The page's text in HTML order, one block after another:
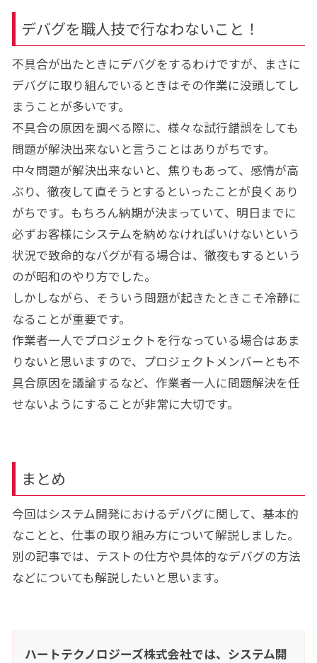
デバグを職人技で行なわないこと！
不具合が出たときにデバグをするわけですが、まさに
デバグに取り組んでいるときはその作業に没頭してし
まうことが多いです。
不具合の原因を調べる際に、様々な試行錯誤をしても
問題が解決出来ないと言うことはありがちです。
中々問題が解決出来ないと、焦りもあって、感情が高
ぶり、徹夜して直そうとするといったことが良くあり
がちです。もちろん納期が決まっていて、明日までに
必ずお客様にシステムを納めなければいけないという
状況で致命的なバグが有る場合は、徹夜もするという
のが昭和のやり方でした。
しかしながら、そういう問題が起きたときこそ冷静に
なることが重要です。
作業者一人でプロジェクトを行なっている場合はあま
りないと思いますので、プロジェクトメンバーとも不
具合原因を議論するなど、作業者一人に問題解決を任
せないようにすることが非常に大切です。
まとめ
今回はシステム開発におけるデバグに関して、基本的
なことと、仕事の取り組み方について解説しました。
別の記事では、テストの仕方や具体的なデバグの方法
などについても解説したいと思います。
ハートテクノロジーズ株式会社では、システム開